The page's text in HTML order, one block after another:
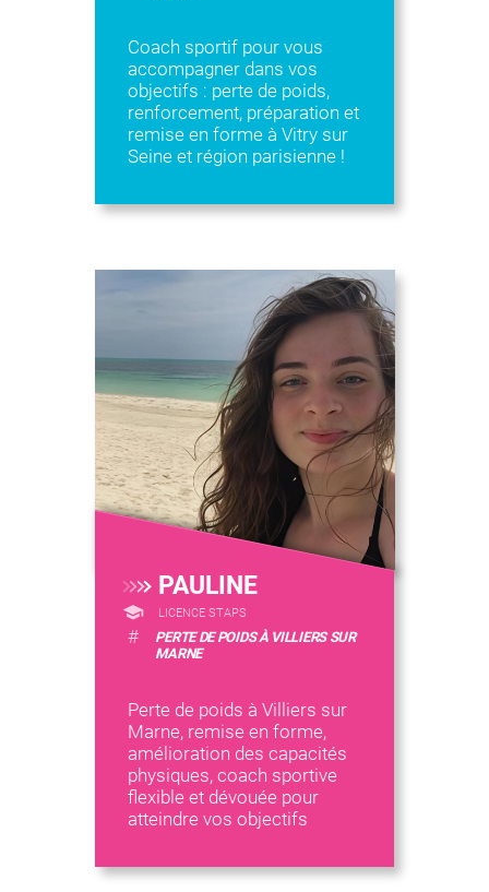
Coach sportif pour vous
accompagner dans vos
objectifs : perte de poids,
renforcement, préparation et
remise en forme à Vitry sur
Seine et région parisienne !
PAULINE
LICENCE STAPS
#
PERTE DE POIDS À VILLIERS SUR
MARNE
Perte de poids à Villiers sur
Marne, remise en forme,
amélioration des capacités
physiques, coach sportive
flexible et dévouée pour
atteindre vos objectifs